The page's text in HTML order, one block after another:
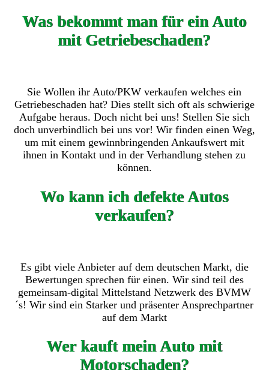
Was bekommt man für ein Auto
mit Getriebeschaden?
Sie Wollen ihr Auto/PKW verkaufen welches ein
Getriebeschaden hat? Dies stellt sich oft als schwierige
Aufgabe heraus. Doch nicht bei uns! Stellen Sie sich
doch unverbindlich bei uns vor! Wir finden einen Weg,
um mit einem gewinnbringenden Ankaufswert mit
ihnen in Kontakt und in der Verhandlung stehen zu
können.
Wo kann ich defekte Autos
verkaufen?
Es gibt viele Anbieter auf dem deutschen Markt, die
Bewertungen sprechen für einen. Wir sind teil des
gemeinsam-digital Mittelstand Netzwerk des BVMW
´s! Wir sind ein Starker und präsenter Ansprechpartner
auf dem Markt
Wer kauft mein Auto mit
Motorschaden?